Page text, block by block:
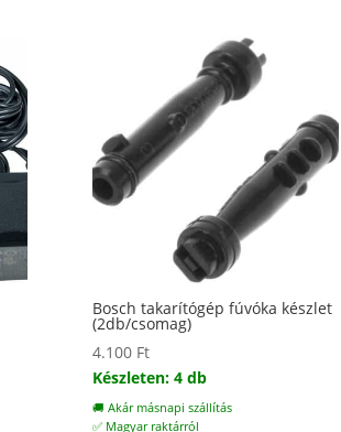
Bosch takarítógép fúvóka készlet
(2db/csomag)
4.100 Ft
Készleten: 4 db
🚚 Akár másnapi szállítás
✅ Magyar raktárról